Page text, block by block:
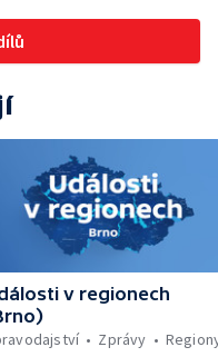
v regionech
Zprávy